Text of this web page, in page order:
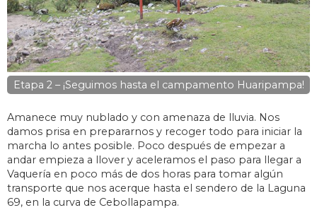
Etapa 2 – ¡Seguimos hasta el campamento Huaripampa!
Amanece muy nublado y con amenaza de lluvia. Nos
damos prisa en prepararnos y recoger todo para iniciar la
marcha lo antes posible. Poco después de empezar a
andar empieza a llover y aceleramos el paso para llegar a
Vaquería en poco más de dos horas para tomar algún
transporte que nos acerque hasta el sendero de la Laguna
69, en la curva de Cebollapampa.